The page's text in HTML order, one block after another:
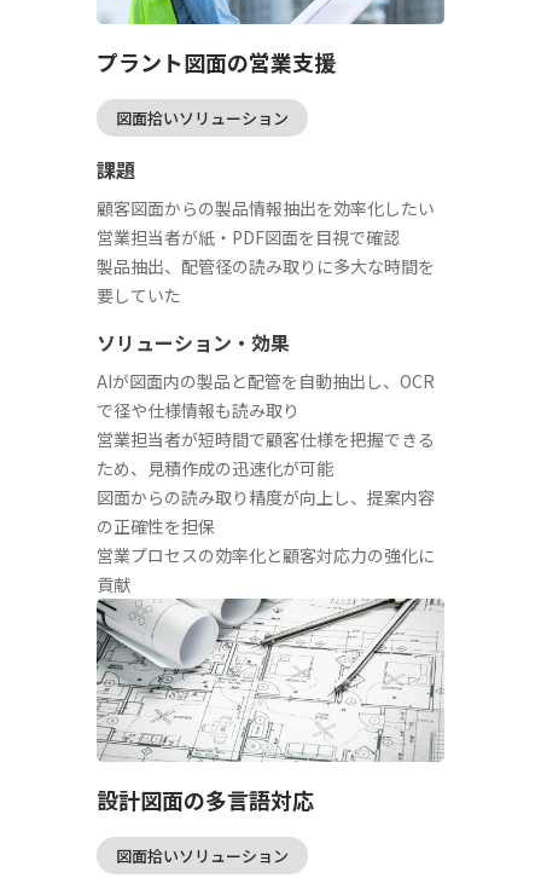
プラント図面の営業支援
図面拾いソリューション
課題
顧客図面からの製品情報抽出を効率化したい
営業担当者が紙・PDF図面を目視で確認
製品抽出、配管径の読み取りに多大な時間を
要していた
ソリューション・効果
AIが図面内の製品と配管を自動抽出し、OCR
で径や仕様情報も読み取り
営業担当者が短時間で顧客仕様を把握できる
ため、見積作成の迅速化が可能
図面からの読み取り精度が向上し、提案内容
の正確性を担保
営業プロセスの効率化と顧客対応力の強化に
貢献
設計図面の多言語対応
図面拾いソリューション